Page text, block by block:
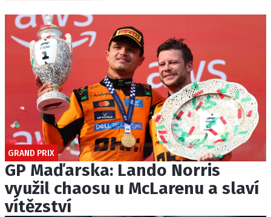
GRAND PRIX
GP Maďarska: Lando Norris
využil chaosu u McLarenu a slaví
vítězství